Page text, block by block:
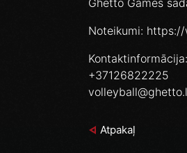
Ghetto Games
Noteikumi:
Kontaktinformācija:
+37126822225
Atpakaļ